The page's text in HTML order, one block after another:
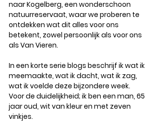
naar Kogelberg, een wonderschoon
natuurreservaat, waar we proberen te
ontdekken wat dit alles voor ons
betekent, zowel persoonlijk als voor ons
als Van Vieren.
In een korte serie blogs beschrijf ik wat ik
meemaakte, wat ik dacht, wat ik zag,
wat ik voelde deze bijzondere week.
Voor de duidelijkheid; ik ben een man, 65
jaar oud, wit van kleur en met zeven
vinkjes.